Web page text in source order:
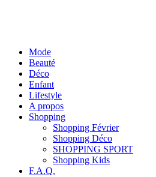
Mode
Beauté
Déco
Enfant
Lifestyle
A propos
Shopping
Shopping Février
Shopping Déco
SHOPPING SPORT
Shopping Kids
F.A.Q.